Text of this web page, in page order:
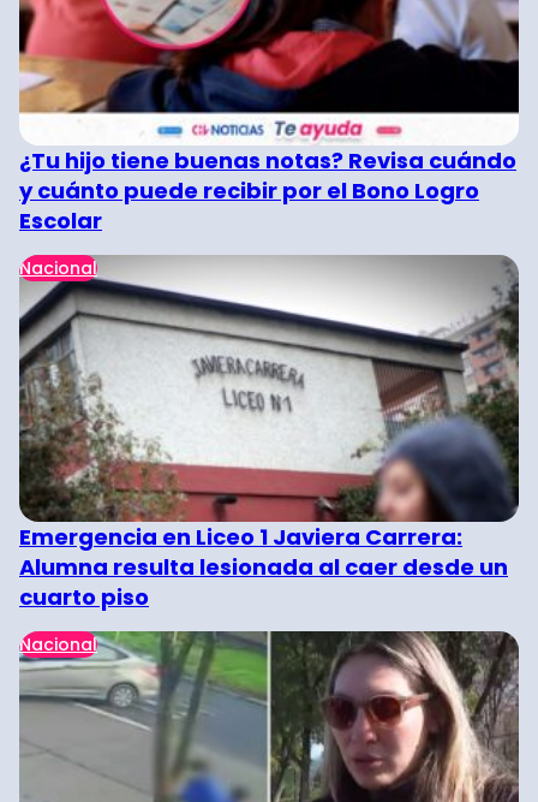
¿Tu hijo tiene buenas notas? Revisa cuándo
y cuánto puede recibir por el Bono Logro
Escolar
Nacional
Emergencia en Liceo 1 Javiera Carrera:
Alumna resulta lesionada al caer desde un
cuarto piso
Nacional